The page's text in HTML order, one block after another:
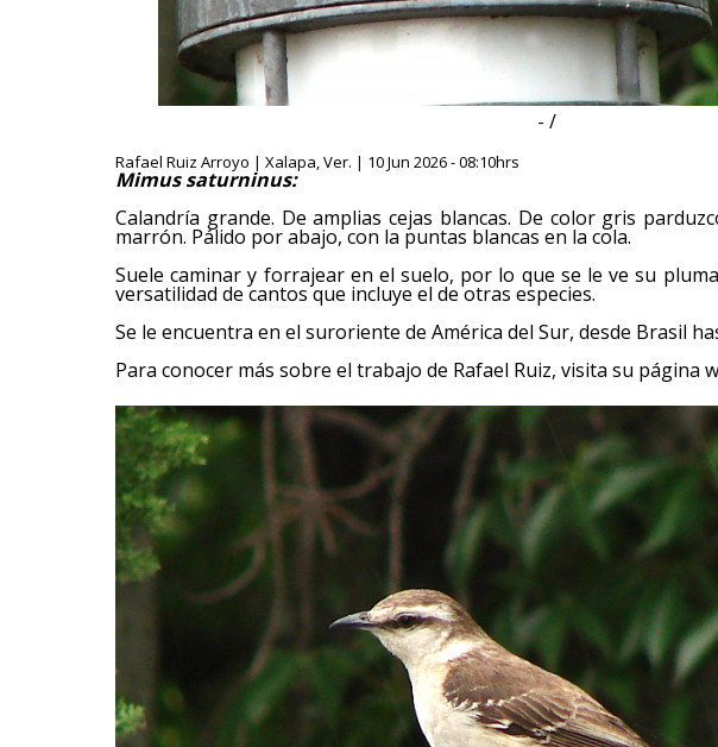
- /
Rafael Ruiz Arroyo | Xalapa, Ver. | 10 Jun 2026 - 08:10hrs
Mimus saturninus:
Calandría grande. De amplias cejas blancas. De color gris
marrón. Pálido por abajo, con la puntas blancas en la cola.
Suele caminar y forrajear en el suelo, por lo que se le ve su
versatilidad de cantos que incluye el de otras especies.
Se le encuentra en el suroriente de América del Sur, desde Brasil
Para conocer más sobre el trabajo de Rafael Ruiz, visita su página